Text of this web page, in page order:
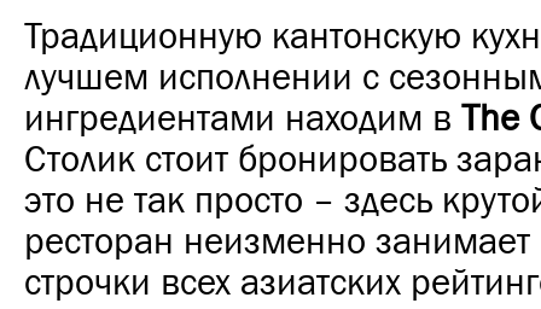
Традиционную кантонскую
лучшем исполнении с
ингредиентами находим в The
Столик стоит бронировать
это не так просто – здесь
ресторан неизменно
строчки всех азиатских